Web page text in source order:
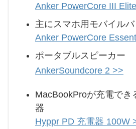
Anker PowerCore III
主にスマホ用モバイル
Anker PowerCore
ポータブルスピーカー
AnkerSoundcore 2 >>
MacBookProが充電でき
器
Hyppr PD 充電器 100W